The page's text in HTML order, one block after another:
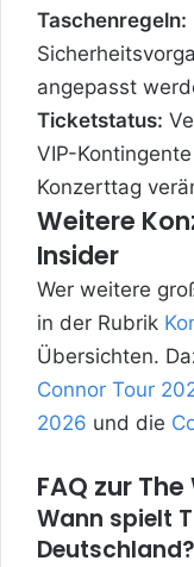
Taschenregeln:
angepasst
Ticketstatus:
VIP-
Konzerttag
Weitere
Insider
Wer weitere
in der Rubrik
Übersichten.
Connor Tour
2026 und die
FAQ zur
Wann spielt
Deutschland?